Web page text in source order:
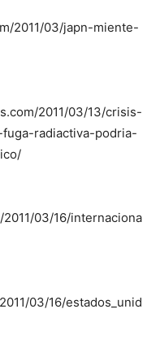
2011/03/japn-miente-
2011/03/13/crisis-
radiactiva-podria-
03/16/internaciona
03/16/estados_unid